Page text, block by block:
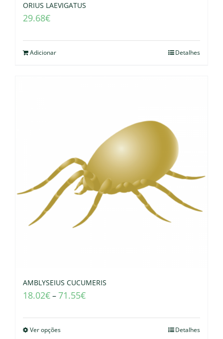
ORIUS LAEVIGATUS
29.68€
Adicionar Detalhes
AMBLYSEIUS CUCUMERIS
18.02€–71.55€
Ver opções Detalhes